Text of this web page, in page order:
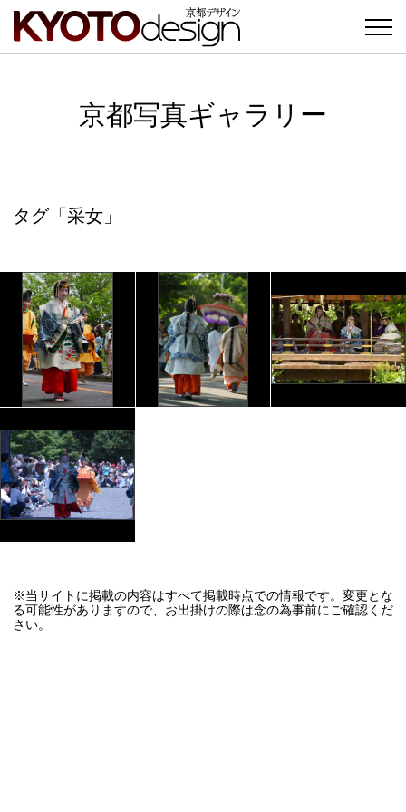
京都写真ギャラリー
タグ「采女」
※当サイトに掲載の内容はすべて掲載時点での情報です。変更とな
る可能性がありますので、お出掛けの際は念の為事前にご確認くだ
さい。